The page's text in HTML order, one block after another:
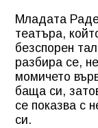
Младата
театъра,
безспорен
разбира се,
момичето
баща си,
се показва с
си.